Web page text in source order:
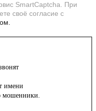
SmartCaptcha. При
своё согласие с
имени
мошенники.